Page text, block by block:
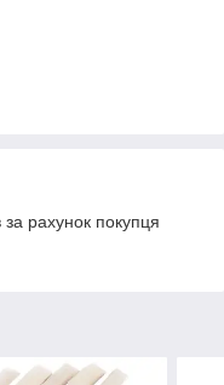
рахунок покупця